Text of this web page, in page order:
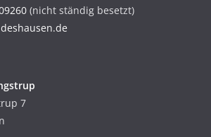
(nicht ständig besetzt)
7